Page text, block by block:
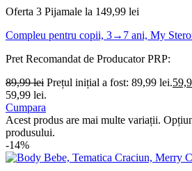
Oferta 3 Pijamale la 149,99 lei
Compleu pentru copii, 3→7 ani, My
Pret Recomandat de ProducatorPRP:
89,99lei Prețul inițial a fost: 89,99 lei.
59,99 lei.
Cumpara
Acest produs are mai multe variații.
produsului.
-14%